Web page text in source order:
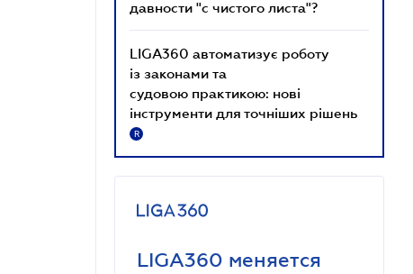
давности "с чистого листа"?
LIGA360 автоматизує роботу
із законами та
судовою практикою: нові
інструменти для точніших рішень
R
LIGA360 меняется